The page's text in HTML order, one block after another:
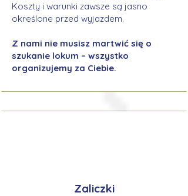
Koszty i warunki zawsze są jasno
określone przed wyjazdem.
Z nami nie musisz martwić się o
szukanie lokum – wszystko
organizujemy za Ciebie.
Zaliczki